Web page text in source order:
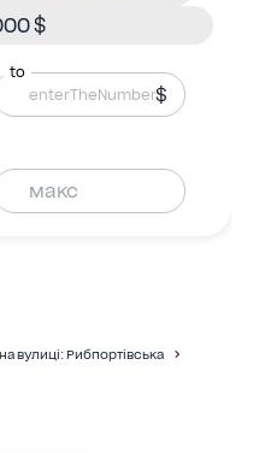
$
to
$
вулиці: Рибпортівська